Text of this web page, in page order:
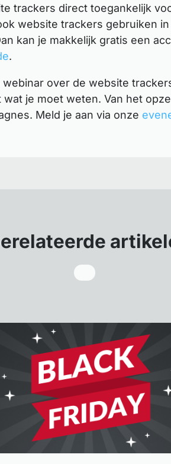
trackers direct toegankelijk
website trackers gebruiken in
kan je makkelijk gratis een
.
over de website
je moet weten. Van het
Meld je aan via onze